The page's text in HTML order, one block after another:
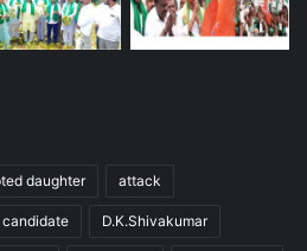
daughter attack
candidate D.K.Shivakumar